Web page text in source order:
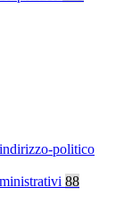
politico
88